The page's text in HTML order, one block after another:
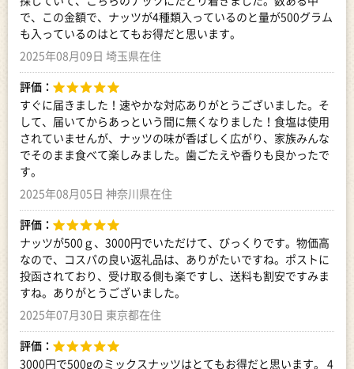
で、この金額で、ナッツが4種類入っているのと量が500グラム
も入っているのはとてもお得だと思います。
2025年08月09日 埼玉県在住
評価：
すぐに届きました！速やかな対応ありがとうございました。そ
して、届いてからあっという間に無くなりました！食塩は使用
されていませんが、ナッツの味が香ばしく広がり、家族みんな
でそのまま食べて楽しみました。歯ごたえや香りも良かったで
す。
2025年08月05日 神奈川県在住
評価：
ナッツが500ｇ、3000円でいただけて、びっくりです。物価高
なので、コスパの良い返礼品は、ありがたいですね。ポストに
投函されており、受け取る側も楽ですし、送料も割安ですみま
すね。ありがとうございました。
2025年07月30日 東京都在住
評価：
3000円で500gのミックスナッツはとてもお得だと思います。 4